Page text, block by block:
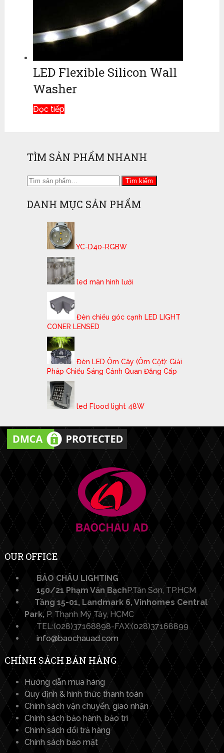
LED Flexible Silicon Wall
Washer
Đọc tiếp
TÌM SẢN PHẨM NHANH
Tìm
Tìm kiếm
DANH MỤC SẢN PHẨM
YC-D40-RGBW
led màn hình lưới
Đèn chiếu góc cạnh LED LIGHT
CONER LENSED
Đèn LED Ôm Cây (Ôm Cột): Giải
Pháp Chiếu Sáng Cảnh Quan Đẳng Cấp
led Flood light 48W
OUR OFFICE
BẢO CHÂU LIGHTING​
150/21 Phạm Văn Bạch P.Tân Sơn, TP.HCM
Tầng 15-01, Landmark 6, Vinhomes Central
Park, P. Thạnh Mỹ Tây, HCMC
TEL:(028)37168898-FAX:(028)37168899
info@baochauad.com
CHÍNH SÁCH BÁN HÀNG
Hướng dẫn mua hàng
Quy định & hình thức thanh toán
Chính sách vận chuyển, giao nhận
Chính sách bảo hành, bảo trì
Chính sách đổi trả hàng
Chính sách bảo mật